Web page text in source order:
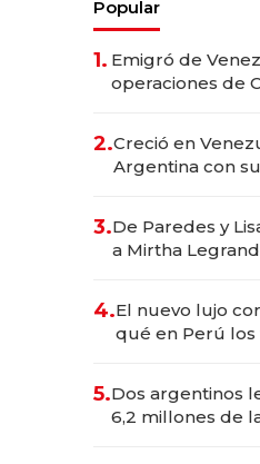
Popular
1. Emigró de
operaciones de
2.Creció en
Argentina con
las marcas "fast
3.De Paredes y
a Mirtha
4.El nuevo lujo
qué en Perú los
para
transformadoras
5.Dos argentinos
6,2 millones de